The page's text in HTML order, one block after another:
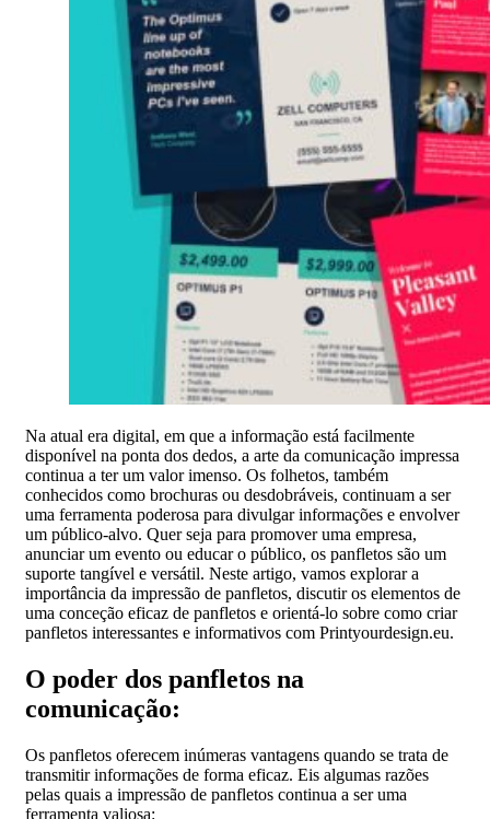
Na atual era digital, em que a informação está facilmente
disponível na ponta dos dedos, a arte da comunicação impressa
continua a ter um valor imenso. Os folhetos, também
conhecidos como brochuras ou desdobráveis, continuam a ser
uma ferramenta poderosa para divulgar informações e envolver
um público-alvo. Quer seja para promover uma empresa,
anunciar um evento ou educar o público, os panfletos são um
suporte tangível e versátil. Neste artigo, vamos explorar a
importância da impressão de panfletos, discutir os elementos de
uma conceção eficaz de panfletos e orientá-lo sobre como criar
panfletos interessantes e informativos com Printyourdesign.eu.
O poder dos panfletos na
comunicação:
Os panfletos oferecem inúmeras vantagens quando se trata de
transmitir informações de forma eficaz. Eis algumas razões
pelas quais a impressão de panfletos continua a ser uma
ferramenta valiosa: